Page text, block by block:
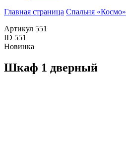
Главная страница Спальня «Космо»
Артикул 551
ID 551
Новинка
Шкаф 1 дверный